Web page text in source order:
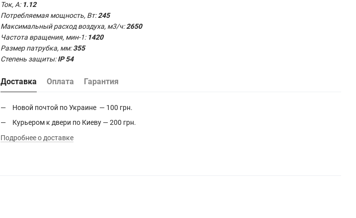
Ток, А: 1.12
Потребляемая мощность, Вт:245
Максимальный расход воздуха, м3/ч:2650
Частота вращения, мин-1: 1420
Размер патрубка, мм:355
Степень защиты:IP 54
Доставка Оплата Гарантия
Новой почтой по Украине — 100 грн.
Курьером к двери по Киеву — 200 грн.
Подробнее о доставке